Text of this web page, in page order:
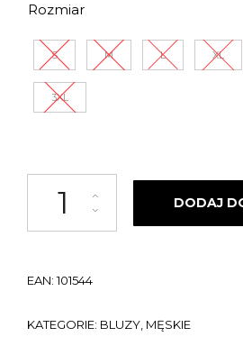
190,00
Rozmiar
S M L XL
3XL
ilość Bluza bez kaptura Street Autonomy
DODAJ
EAN:101544
KATEGORIE: BLUZY MĘSKIE